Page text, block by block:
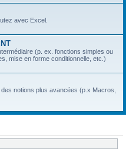
e
avec Excel.
(p. ex. fonctions simples ou
mise en forme conditionnelle, etc.)
notions plus avancées (p.x Macros,